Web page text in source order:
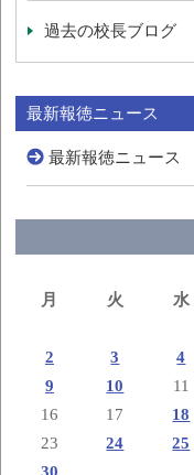
過去の校長ブログ
最新報徳ニュース
最新報徳ニュース
月
火 水
2
3 4
9
10 11
16
17 18
23
24 25